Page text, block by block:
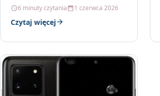
4/64GB Szary jest właśnie w…
6 minuty czytania 1 czerwca 2026
Czytaj więcej